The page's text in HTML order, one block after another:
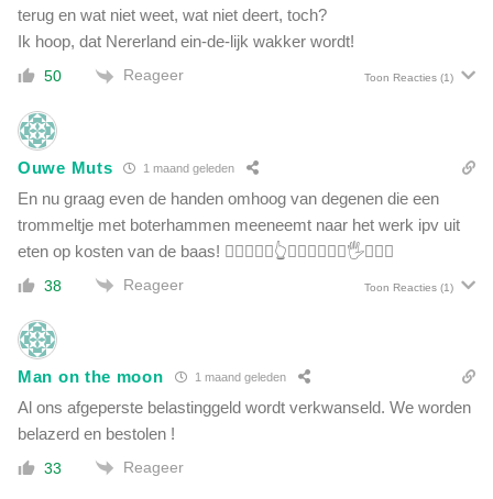
terug en wat niet weet, wat niet deert, toch?
Ik hoop, dat Nererland ein-de-lijk wakker wordt!
50 Reageer Toon Reacties (1)
Ouwe Muts 1 maand geleden
En nu graag even de handen omhoog van degenen die een
trommeltje met boterhammen meeneemt naar het werk ipv uit
eten op kosten van de baas! ☝🏼🤚✌🏽👆💪🏽👍🏼👋🏼🖐👌🏻🤪
38 Reageer Toon Reacties (1)
Man on the moon 1 maand geleden
Al ons afgeperste belastinggeld wordt verkwanseld. We worden
belazerd en bestolen !
33 Reageer